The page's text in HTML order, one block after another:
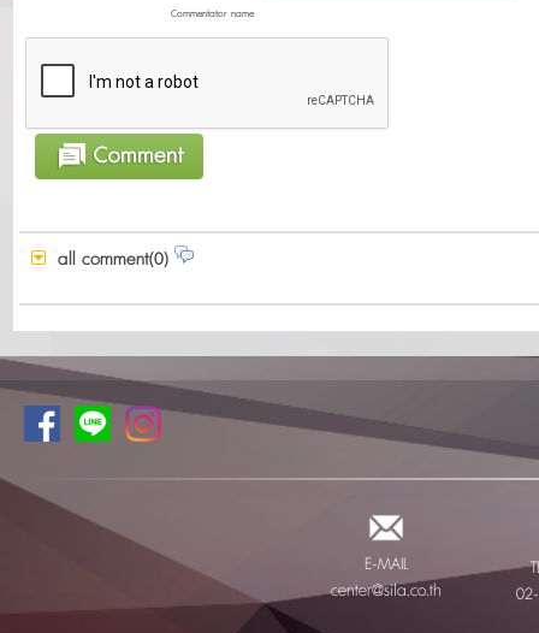
Commentator name
all comment(0)
E-MAIL
center@sila.co.th